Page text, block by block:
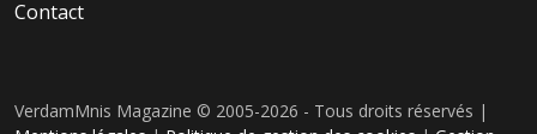
Contact
VerdamMnis Magazine © 2005-2026 - Tous droits réservés |